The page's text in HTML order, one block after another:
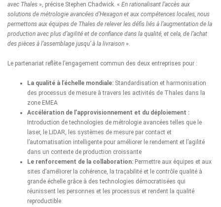
avec Thales », précise Stephen Chadwick. « En rationalisant l’accès aux
solutions de métrologie avancées d’Hexagon et aux compétences locales, nous
permettons aux équipes de Thales de relever les défis liés à l’augmentation de la
production avec plus d’agilité et de confiance dans la qualité, et cela, de l’achat
des pièces à l’assemblage jusqu’ à la livraison ».
Le partenariat reflète l’engagement commun des deux entreprises pour :
La qualité à l ’échelle mondiale: Standardisation et harmonisation
des processus de mesure à travers les activités de Thales dans la
zone EMEA
Accélération de l’approvisionnement et du déploiement :
Introduction de technologies de métrologie avancées telles que le
laser, le LiDAR, les systèmes de mesure par contact et
l’automatisation intelligente pour améliorer le rendement et l’agilité
dans un contexte de production croissante
Le renforcement de la collaboration: Permettre aux équipes et aux
sites d’améliorer la cohérence, la traçabilité et le contrôle qualité à
grande échelle grâce à des technologies démocratisées qui
réunissent les personnes et les processus et rendent la qualité
reproductible